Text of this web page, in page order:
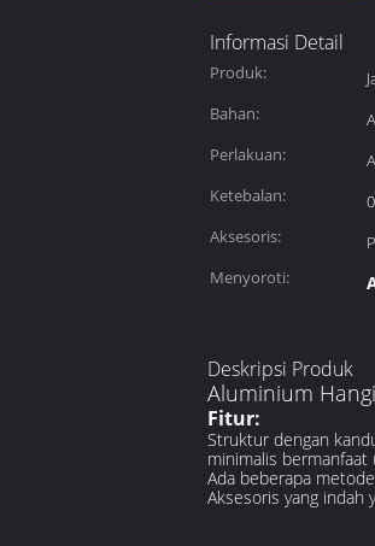
Informasi Detail
Produk:
Bahan:
Perlakuan:
Ketebalan:
Aksesoris:
Menyoroti:
Deskripsi Produk
Aluminium
Fitur:
Struktur dengan
minimalis
Ada beberapa
Aksesoris yang indah